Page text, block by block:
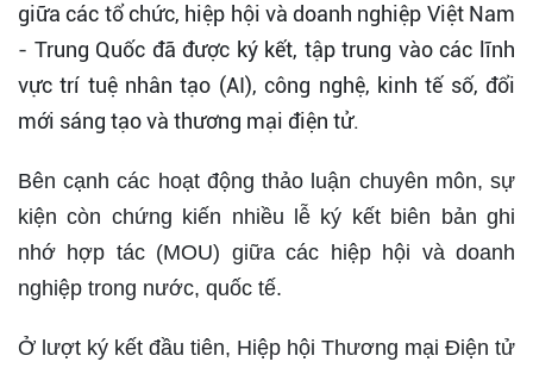
giữa các tổ chức, hiệp hội và doanh nghiệp Việt Nam
- Trung Quốc đã được ký kết, tập trung vào các lĩnh
vực trí tuệ nhân tạo (AI), công nghệ, kinh tế số, đổi
mới sáng tạo và thương mại điện tử.
Bên cạnh các hoạt động thảo luận chuyên môn, sự
kiện còn chứng kiến nhiều lễ ký kết biên bản ghi
nhớ hợp tác (MOU) giữa các hiệp hội và doanh
nghiệp trong nước, quốc tế.
Ở lượt ký kết đầu tiên, Hiệp hội Thương mại Điện tử